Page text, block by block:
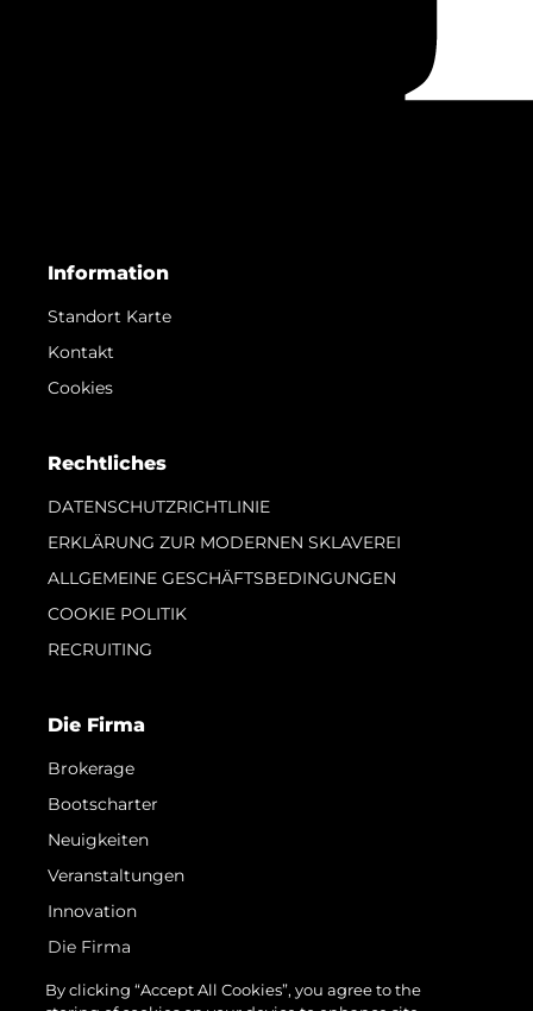
Information
Standort Karte
Kontakt
Cookies
Rechtliches
DATENSCHUTZRICHTLINIE
ERKLÄRUNG ZUR MODERNEN SKLAVEREI
ALLGEMEINE GESCHÄFTSBEDINGUNGEN
COOKIE POLITIK
RECRUITING
Die Firma
Brokerage
Bootscharter
Neuigkeiten
Veranstaltungen
Innovation
Die Firma
Das Team
By clicking “Accept All Cookies”, you agree to the